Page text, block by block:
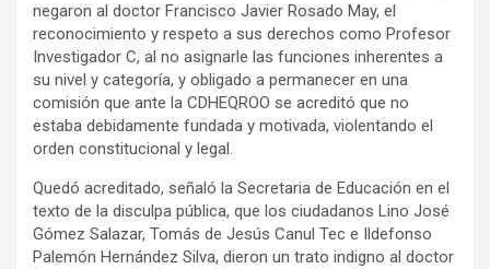
negaron al doctor Francisco Javier Rosado May, el
reconocimiento y respeto a sus derechos como Profesor
Investigador C, al no asignarle las funciones inherentes a
su nivel y categoría, y obligado a permanecer en una
comisión que ante la CDHEQROO se acreditó que no
estaba debidamente fundada y motivada, violentando el
orden constitucional y legal.
Quedó acreditado, señaló la Secretaria de Educación en el
texto de la disculpa pública, que los ciudadanos Lino José
Gómez Salazar, Tomás de Jesús Canul Tec e Ildefonso
Palemón Hernández Silva, dieron un trato indigno al doctor